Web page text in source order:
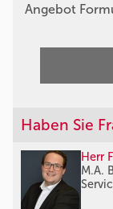
Angebot
Haben Sie
Herr
M.A.